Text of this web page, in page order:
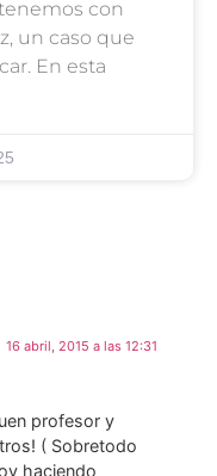
con
un caso que
En esta
16 abril, 2015 a las 12:31
profesor y
( Sobretodo
haciendo